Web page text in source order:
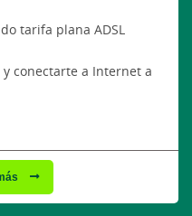
tarifa plana ADSL
conectarte a Internet a